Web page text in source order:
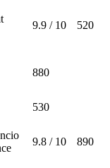
9.9 / 10 520
880
530
9.8 / 10 890